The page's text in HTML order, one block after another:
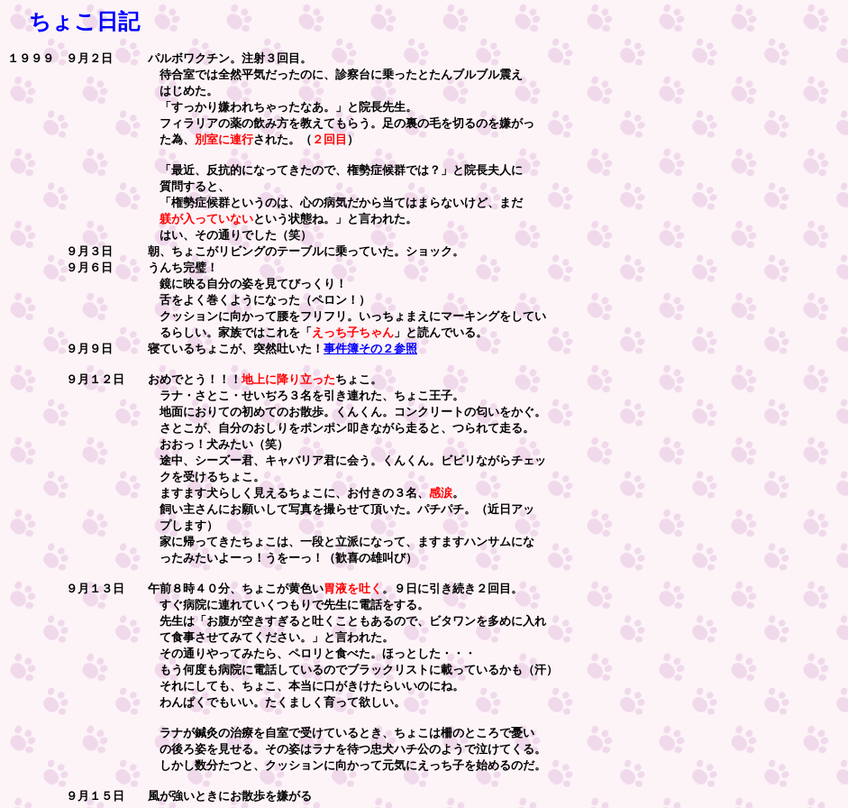
ちょこ日記
１９９９ ９月２日 パルボワクチン。注射３回目。
待合室では全然平気だったのに、診察台に乗ったとたんブルブル震え
はじめた。
「すっかり嫌われちゃったなあ。」と院長先生。
フィラリアの薬の飲み方を教えてもらう。足の裏の毛を切るのを嫌がっ
た為、 別室に連行された。（ ２回目 ）
「最近、反抗的になってきたので、権勢症候群では？」と院長夫人に
質問すると、
「権勢症候群というのは、心の病気だから当てはまらないけど、まだ
躾が入っていないという状態ね。」と言われた。
はい、その通りでした（笑）
９月３日 朝、ちょこがリビングのテーブルに乗っていた。ショック。
９月６日 うんち完璧！
鏡に映る自分の姿を見てびっくり！
舌をよく巻くようになった（ペロン！）
クッションに向かって腰をフリフリ。いっちょまえにマーキングをしてい
るらしい。家族ではこれを「 えっち子ちゃん 」と読んでいる。
９月９日 寝ているちょこが、突然吐いた！ 事件簿その２参照
９月１２日 おめでとう！！！地上に降り立ったちょこ。
ラナ・さとこ・せいぢろ３名を引き連れた、ちょこ王子。
地面におりての初めてのお散歩。くんくん。コンクリートの匂いをかぐ。
さとこが、自分のおしりをポンポン叩きながら走ると、つられて走る。
おおっ！犬みたい（笑）
途中、シーズー君、キャバリア君に会う。くんくん。ビビリながらチェッ
クを受けるちょこ。
ますます犬らしく見えるちょこに、お付きの３名、 感涙。
飼い主さんにお願いして写真を撮らせて頂いた。パチパチ。（近日アッ
プします）
家に帰ってきたちょこは、一段と立派になって、ますますハンサムにな
ったみたいよーっ！うをーっ！（歓喜の雄叫び）
９月１３日 午前８時４０分、ちょこが黄色い胃液を吐く。９日に引き続き２回目。
すぐ病院に連れていくつもりで先生に電話をする。
先生は「お腹が空きすぎると吐くこともあるので、ビタワンを多めに入れ
て食事させてみてください。」と言われた。
その通りやってみたら、ペロリと食べた。ほっとした・・・
もう何度も病院に電話しているのでブラックリストに載っているかも（汗）
それにしても、ちょこ、本当に口がきけたらいいのにね。
わんぱくでもいい。たくましく育って欲しい。
ラナが鍼灸の治療を自室で受けているとき、ちょこは柵のところで憂い
の後ろ姿を見せる。その姿はラナを待つ忠犬ハチ公のようで泣けてくる。
しかし数分たつと、クッションに向かって元気にえっち子を始めるのだ。
９月１５日 風が強いときにお散歩を嫌がる